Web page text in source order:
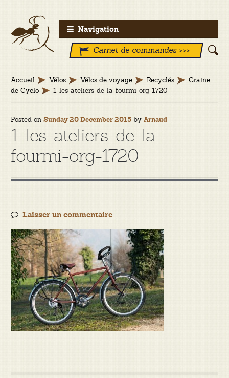
Aller
à
Aller
au
contenu
Navigation
Carnet de commandes >>>
Accueil Vélos Vélos de voyage Recyclés
Graine
de Cyclo
1-les-ateliers-de-la-fourmi-org-1720
Posted on Sunday 20 December 2015by Arnaud
1-les-ateliers-de-la-
fourmi-org-1720
Laisser un commentaire